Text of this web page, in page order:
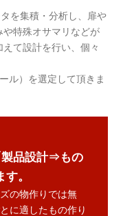
を集積・分析し、扉や
特殊オサマリなどが
て設計を行い、個々
ル）を選定して頂きま
製品設計⇒もの
。
の物作りでは無
に適したもの作り